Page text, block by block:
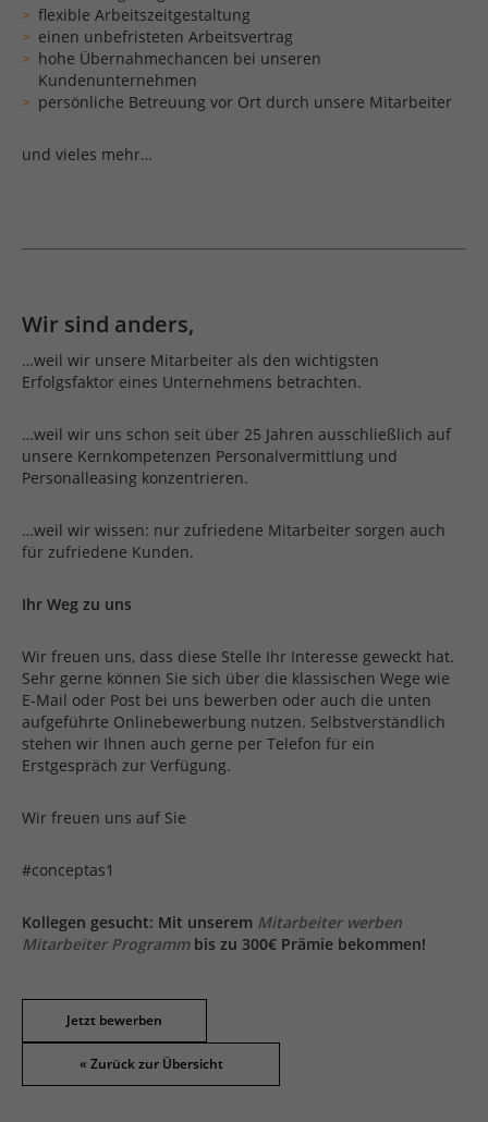
flexible Arbeitszeitgestaltung
einen unbefristeten Arbeitsvertrag
hohe Übernahmechancen bei unseren
Kundenunternehmen
persönliche Betreuung vor Ort durch unsere Mitarbeiter
und vieles mehr…
Wir sind anders,
…weil wir unsere Mitarbeiter als den wichtigsten
Erfolgsfaktor eines Unternehmens betrachten.
…weil wir uns schon seit über 25 Jahren ausschließlich auf
unsere Kernkompetenzen Personalvermittlung und
Personalleasing konzentrieren.
…weil wir wissen: nur zufriedene Mitarbeiter sorgen auch
für zufriedene Kunden.
Ihr Weg zu uns
Wir freuen uns, dass diese Stelle Ihr Interesse geweckt hat.
Sehr gerne können Sie sich über die klassischen Wege wie
E-Mail oder Post bei uns bewerben oder auch die unten
aufgeführte Onlinebewerbung nutzen. Selbstverständlich
stehen wir Ihnen auch gerne per Telefon für ein
Erstgespräch zur Verfügung.
Wir freuen uns auf Sie
#conceptas1
Kollegen gesucht: Mit unserem Mitarbeiter werben
Mitarbeiter Programm bis zu 300€ Prämie bekommen!
Jetzt bewerben